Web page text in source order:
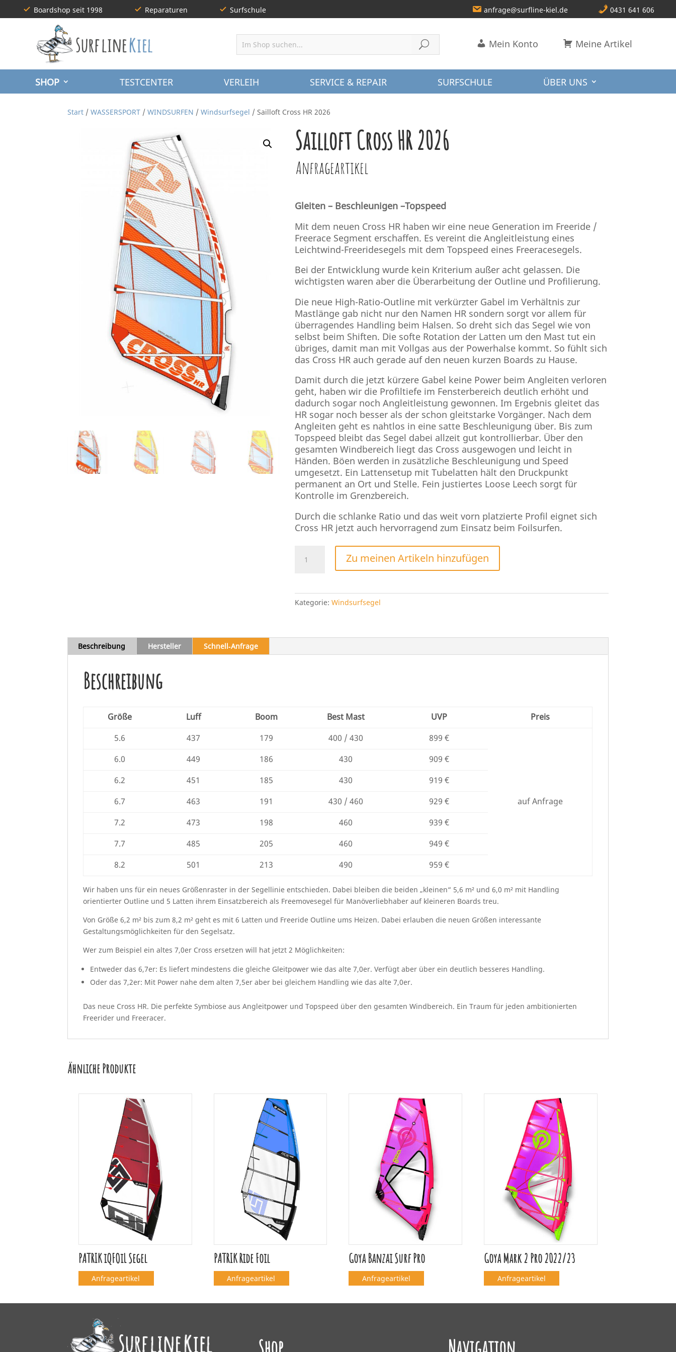
Boardshop seit 1998 Reparaturen Surfschule 0431 641 606
anfrage@surfline-kiel.de
Meine Artikel
Mein Konto
SHOP TESTCENTER VERLEIH SERVICE & REPAIR SURFSCHULE ÜBER UNS
Start /WASSERSPORT /WINDSURFEN /Windsurfsegel / Sailloft Cross HR 2026
Sailloft Cross HR 2026
Anfrageartikel
Gleiten – Beschleunigen –Topspeed
Mit dem neuen Cross HR haben wir eine neue Generation im Freeride /
Freerace Segment erschaffen. Es vereint die Angleitleistung eines
Leichtwind-Freeridesegels mit dem Topspeed eines Freeracesegels.
Bei der Entwicklung wurde kein Kriterium außer acht gelassen. Die
wichtigsten waren aber die Überarbeitung der Outline und Profilierung.
Die neue High-Ratio-Outline mit verkürzter Gabel im Verhältnis zur
Mastlänge gab nicht nur den Namen HR sondern sorgt vor allem für
überragendes Handling beim Halsen. So dreht sich das Segel wie von
selbst beim Shiften. Die softe Rotation der Latten um den Mast tut ein
übriges, damit man mit Vollgas aus der Powerhalse kommt. So fühlt sich
das Cross HR auch gerade auf den neuen kurzen Boards zu Hause.
Damit durch die jetzt kürzere Gabel keine Power beim Angleiten verloren
geht, haben wir die Profiltiefe im Fensterbereich deutlich erhöht und
dadurch sogar noch Angleitleistung gewonnen. Im Ergebnis gleitet das
HR sogar noch besser als der schon gleitstarke Vorgänger. Nach dem
Angleiten geht es nahtlos in eine satte Beschleunigung über. Bis zum
Topspeed bleibt das Segel dabei allzeit gut kontrollierbar. Über den
gesamten Windbereich liegt das Cross ausgewogen und leicht in
Händen. Böen werden in zusätzliche Beschleunigung und Speed
umgesetzt. Ein Lattensetup mit Tubelatten hält den Druckpunkt
permanent an Ort und Stelle. Fein justiertes Loose Leech sorgt für
Kontrolle im Grenzbereich.
Durch die schlanke Ratio und das weit vorn platzierte Profil eignet sich
Cross HR jetzt auch hervorragend zum Einsatz beim Foilsurfen.
Cross
Zu meinen Artikeln hinzufügen
Kategorie: Windsurfsegel
Beschreibung Hersteller Schnell‑Anfrage
Beschreibung
Größe Luff Boom Best Mast UVP
Preis
5.6
437 179 400 / 430 899 €
auf Anfrage
6.0 449 186 430
909 €
6.2
451 185 430
919 €
6.7
463 191 430 / 460
929 €
7.2
473 198 460
939 €
7.7
485 205 460
949 €
8.2
501 213 490 959 €
Wir haben uns für ein neues Größenraster in der Segellinie entschieden. Dabei bleiben die beiden „kleinen“ 5,6 m² und 6,0 m² mit Handling
orientierter Outline und 5 Latten ihrem Einsatzbereich als Freemovesegel für Manöverliebhaber auf kleineren Boards treu.
Von Größe 6,2 m² bis zum 8,2 m² geht es mit 6 Latten und Freeride Outline ums Heizen. Dabei erlauben die neuen Größen interessante
Gestaltungsmöglichkeiten für den Segelsatz.
Wer zum Beispiel ein altes 7,0er Cross ersetzen will hat jetzt 2 Möglichkeiten:
Entweder das 6,7er: Es liefert mindestens die gleiche Gleitpower wie das alte 7,0er. Verfügt aber über ein deutlich besseres Handling.
Oder das 7,2er: Mit Power nahe dem alten 7,5er aber bei gleichem Handling wie das alte 7,0er.
Das neue Cross HR. Die perfekte Symbiose aus Angleitpower und Topspeed über den gesamten Windbereich. Ein Traum für jeden ambitionierten
Freerider und Freeracer.
Ähnliche Produkte
PATRIK iQFOiL Segel
Anfrageartikel
PATRIK Ride Foil
Anfrageartikel
Goya Banzai Surf Pro
Anfrageartikel
Goya Mark 2 Pro 2022/23
Anfrageartikel